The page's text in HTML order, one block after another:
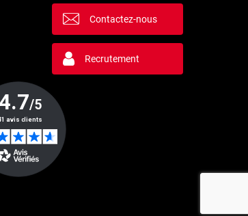
Contactez-nous
Recrutement
sont manipulées.